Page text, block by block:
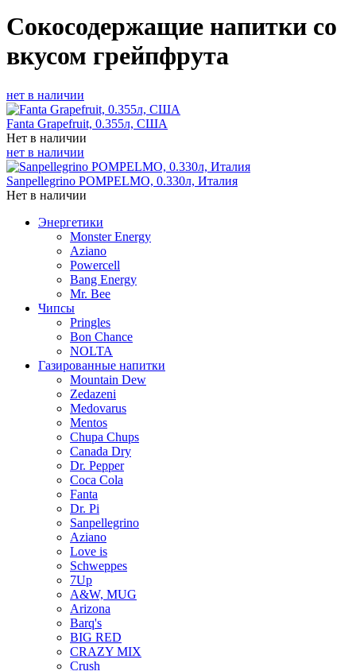
Сокосодержащие напитки со
вкусом грейпфрута
нет в наличии
Fanta Grapefruit, 0.355л, США
Нет в наличии
нет в наличии
Sanpellegrino POMPELMO, 0.330л, Италия
Нет в наличии
Энергетики
Monster Energy
Aziano
Powercell
Bang Energy
Mr. Bee
Чипсы
Pringles
Bon Chance
NOLTA
Газированные напитки
Mountain Dew
Zedazeni
Medovarus
Mentos
Chupa Chups
Canada Dry
Dr. Pepper
Coca Cola
Fanta
Dr. Pi
Sanpellegrino
Aziano
Love is
Schweppes
7Up
A&W, MUG
Arizona
Barq's
BIG RED
CRAZY MIX
Crush